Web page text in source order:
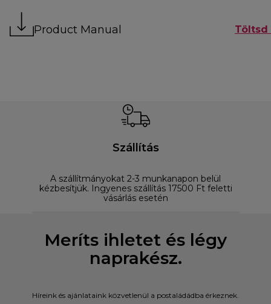
Product Manual Töltsd
Szállítás
A szállítmányokat 2-3 munkanapon belül
kézbesítjük. Ingyenes szállítás 17500 Ft feletti
vásárlás esetén
Meríts ihletet és légy
naprakész.
Híreink és ajánlataink közvetlenül a postaládádba érkeznek.